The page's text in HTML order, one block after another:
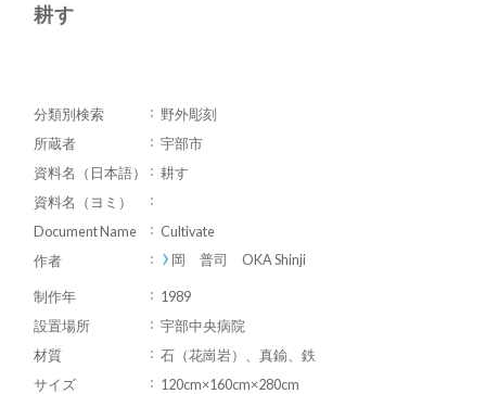
耕す
分類別検索
野外彫刻
所蔵者
宇部市
資料名（日本語）
耕す
資料名（ヨミ）
Document Name
Cultivate
作者
岡 普司 OKA Shinji
制作年
1989
設置場所
宇部中央病院
材質
石（花崗岩）、真鍮、鉄
サイズ
120cm×160cm×280cm